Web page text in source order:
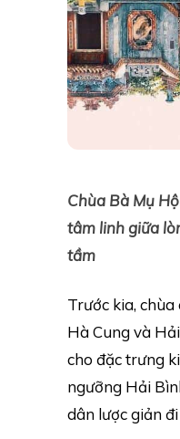
Chùa Bà Mụ
tâm linh giữa
tầm
Trước kia,
Hà Cung và
cho đặc trưng
ngưỡng Hải
dân lược giản